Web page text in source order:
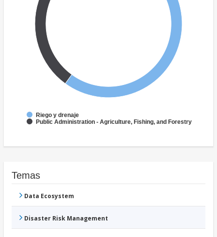
Riego y drenaje
Public Administration - Agriculture, Fishing, and Forestry
Temas
Data Ecosystem
Disaster Risk Management